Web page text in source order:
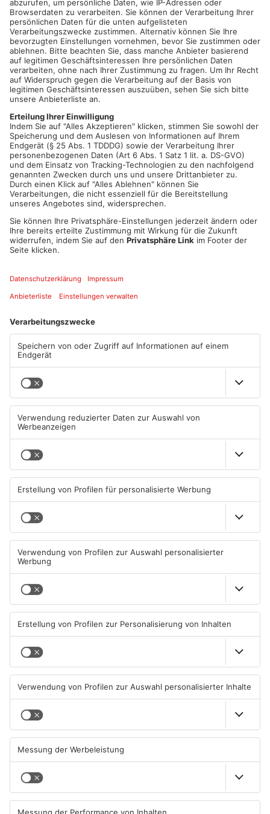
ASCHAFFENBURG/BERLIN.Der Aschaffenburger Noch-FDP-
Abgeordnete Karsten Klein wird heute im Bundestag gegen die
Schuldenpläne von Union und SPD stimmen. Das hat der 47-
Jährige im Primavera-Interview angekündigt. Der Bundestag
versammelt sich heute nochmal in seiner alten
Zusammensetzung, um die Schuldenbremse im Grundgesetz
zu ändern. Von ihm es dazu aber keine Stimme für die
Zweidrittelmehrheit geben. Karsten Klein wird dem neuen
Bundestag nicht mehr angehören, weil die FDP an der Fünf-
Prozent-Hürde gescheitert war.
Artikel teilen
ANZEIGE
Mehr aus
Aschaffenburg
TOPNEWS
Große Baustelle in
Aschaffenburger Innenstadt
beendet
05.08.2026, 06:40 UHR IN
ASCHAFFENBURG
Aschaffenburg-Schweinheim
04.08.2026, 13:21 UHR IN
Aschaffenburg: Prozess um
beginnt
ASCHAFFENBURG
AB: Sperrmüllpresse brennt
ASCHAFFENBURG
TOPNEWS